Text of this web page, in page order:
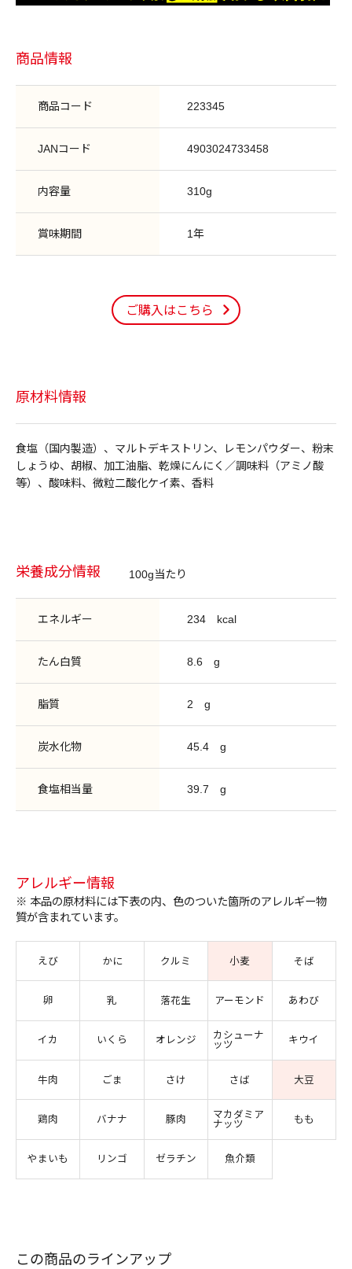
商品情報
商品コード 223345
JANコード 4903024733458
内容量 310g
賞味期間 1年
ご購入はこちら
原材料情報
食塩（国内製造）、マルトデキストリン、レモンパウダー、粉末
しょうゆ、胡椒、加工油脂、乾燥にんにく／調味料（アミノ酸
等）、酸味料、微粒二酸化ケイ素、香料
栄養成分情報 100g当たり
エネルギー 234 kcal
たん白質 8.6 g
脂質 2 g
炭水化物 45.4 g
食塩相当量 39.7 g
アレルギー情報
※ 本品の原材料には下表の内、色のついた箇所のアレルギー物
質が含まれています。
えび かに クルミ 小麦 そば
卵 乳 落花生 アーモンド あわび
イカ いくら オレンジ
カシューナ
ッツ
キウイ
牛肉 ごま さけ さば 大豆
鶏肉 バナナ 豚肉
マカダミア
ナッツ
もも
やまいも リンゴ ゼラチン 魚介類
この商品のラインアップ